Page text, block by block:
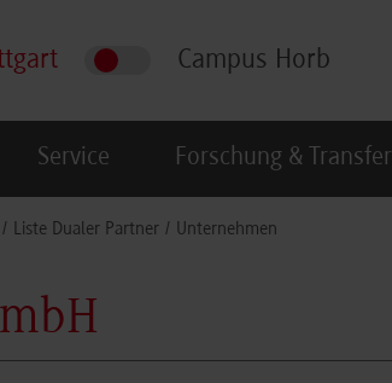
Campus Horb
Service Forschung & Transfer
Liste Dualer Partner Unternehmen